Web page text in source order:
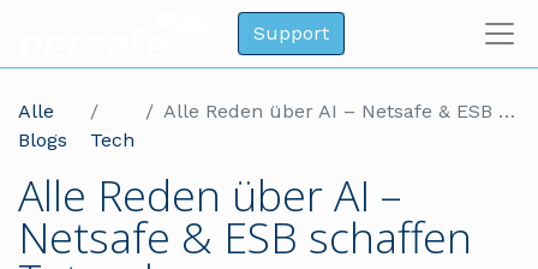
Support
Alle
Blogs
Tech
Alle Reden über AI – Netsafe & ESB schaffen Tatsachen…
Alle Reden über AI –
Netsafe & ESB schaffen